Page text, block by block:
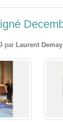
par Laurent Demay